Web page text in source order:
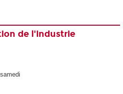
de l'industrie